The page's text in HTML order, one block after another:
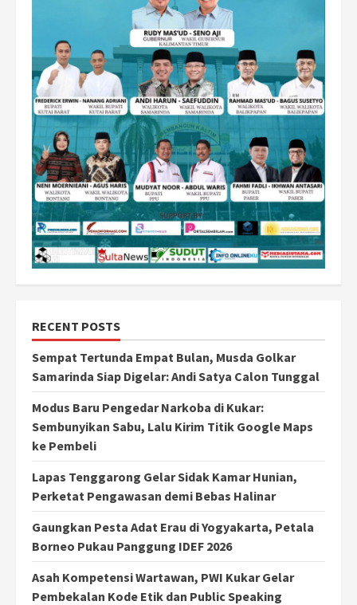
RECENT POSTS
Sempat Tertunda Empat Bulan, Musda Golkar
Samarinda Siap Digelar: Andi Satya Calon Tunggal
Modus Baru Pengedar Narkoba di Kukar:
Sembunyikan Sabu, Lalu Kirim Titik Google Maps
ke Pembeli
Lapas Tenggarong Gelar Sidak Kamar Hunian,
Perketat Pengawasan demi Bebas Halinar
Gaungkan Pesta Adat Erau di Yogyakarta, Petala
Borneo Pukau Panggung IDEF 2026
Asah Kompetensi Wartawan, PWI Kukar Gelar
Pembekalan Kode Etik dan Public Speaking